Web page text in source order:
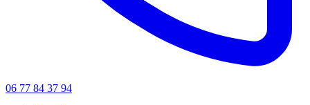
06 77 84 37 94